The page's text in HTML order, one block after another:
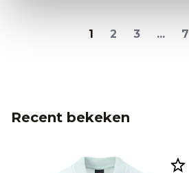
1 2 3 ... 7
Recent bekeken